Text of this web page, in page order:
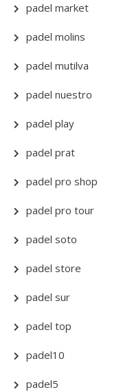
padel market
padel molins
padel mutilva
padel nuestro
padel play
padel prat
padel pro shop
padel pro tour
padel soto
padel store
padel sur
padel top
padel10
padel5